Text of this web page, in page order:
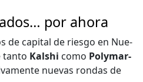
por ahora
de cap­i­tal de ries­go en Nue­
tan­to Kalshi como Poly­mar­
nuevas ron­das de